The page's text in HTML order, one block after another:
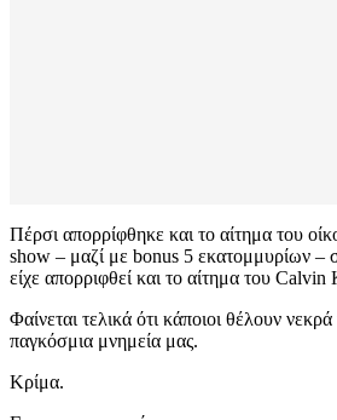
Πέρσι απορρίφθηκε και το αίτημα του
show – μαζί με bonus 5 εκατομμυρίων
είχε απορριφθεί και το αίτημα του Calvin
Φαίνεται τελικά ότι κάποιοι θέλουν νεκρά
παγκόσμια μνημεία μας.
Κρίμα.